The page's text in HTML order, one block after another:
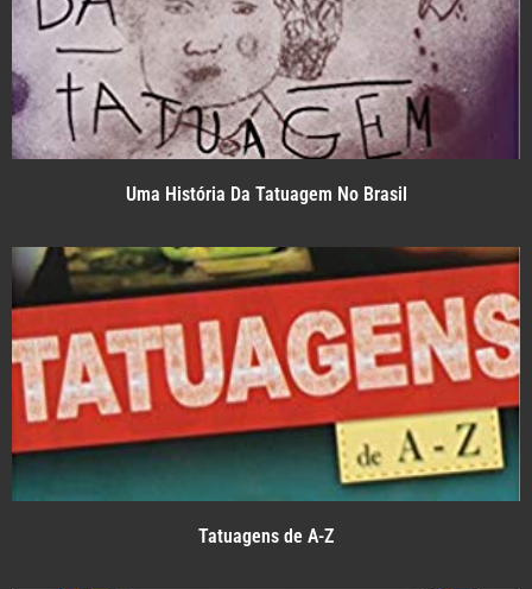
Uma História Da Tatuagem No Brasil
Tatuagens de A-Z